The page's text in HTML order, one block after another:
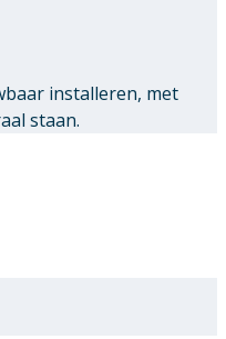
installeren, met
staan.